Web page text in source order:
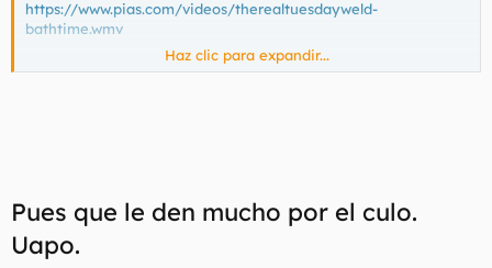
https://www.pias.com/videos/therealtuesdayweld-
bathtime.wmv
Haz clic para expandir...
Pues que le den mucho por el culo.
Uapo.